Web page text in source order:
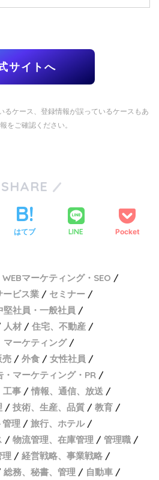
サイトへ
るケース、登録情報が誤っているケースもあ
をご確認ください。
SHARE
はてブ LINE Pocket
WEBマーケティング・SEO
ービス業
セミナー
堅社員・一般社員
人材
住宅、不動産
マーケティング
売
外食
女性社員
・マーケティング・PR
工事
情報、通信、放送
技術、生産、品質
教育
理
旅行、ホテル
物流管理、在庫管理
管理職
経営戦略、事業戦略
総務、秘書、管理
自動車